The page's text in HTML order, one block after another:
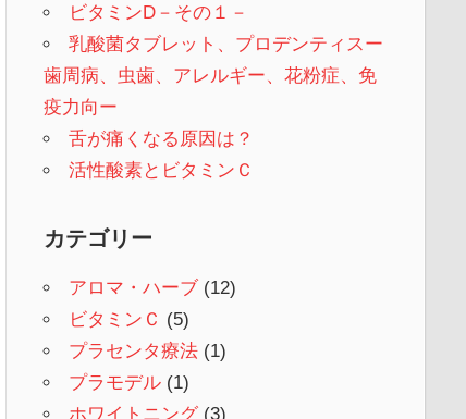
ビタミンD－その１－
乳酸菌タブレット、プロデンティスー
歯周病、虫歯、アレルギー、花粉症、免
疫力向ー
舌が痛くなる原因は？
活性酸素とビタミンＣ
カテゴリー
アロマ・ハーブ(12)
ビタミンＣ (5)
プラセンタ療法(1)
プラモデル(1)
ホワイトニング(3)